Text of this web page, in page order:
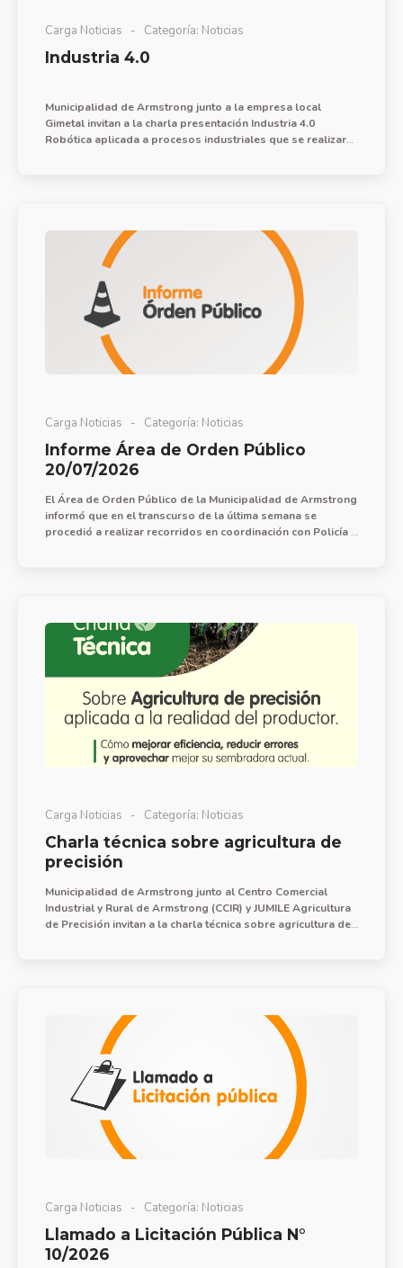
Carga Noticias Categoría: Noticias
Industria 4.0
Municipalidad de Armstrong junto a la empresa local
Gimetal invitan a la charla presentación Industria 4.0
Robótica aplicada a procesos industriales que se realizará
Carga Noticias Categoría: Noticias
Informe Área de Orden Público
20/07/2026
El Área de Orden Público de la Municipalidad de Armstrong
informó que en el transcurso de la última semana se
procedió a realizar recorridos en coordinación con Policía y
Carga Noticias Categoría: Noticias
Charla técnica sobre agricultura de
precisión
Municipalidad de Armstrong junto al Centro Comercial
Industrial y Rural de Armstrong (CCIR) y JUMILE Agricultura
de Precisión invitan a la charla técnica sobre agricultura de
Carga Noticias Categoría: Noticias
Llamado a Licitación Pública N°
10/2026